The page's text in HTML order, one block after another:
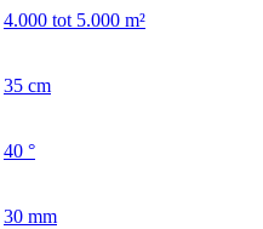
4.000 tot 5.000 m²
35 cm
40 °
30 mm